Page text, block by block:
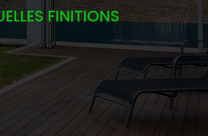
FINITIONS